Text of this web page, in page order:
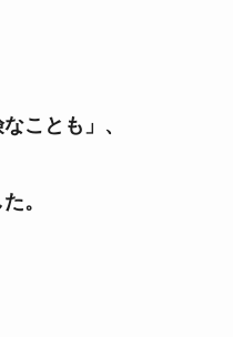
ことも」、
。